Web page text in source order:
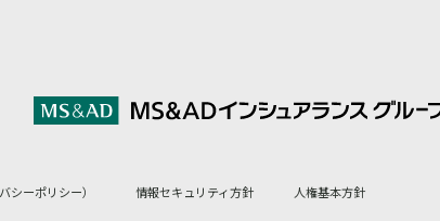
シーポリシー） 情報セキュリティ方針 人権基本方針